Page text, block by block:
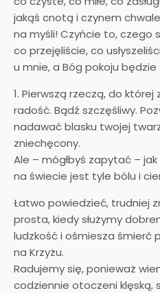
jakąś cnotą i czynem
na myśli! Czyńcie to, czego
co przejęliście, co
u mnie, a Bóg pokoju będzie
1. Pierwszą rzeczą, do której
radość. Bądź szczęśliwy.
nadawać blasku twojej
zniechęcony.
Ale – mógłbyś zapytać –
na świecie jest tyle bólu i
Łatwo powiedzieć, trudniej
prosta, kiedy służymy
ludzkość i ośmiesza śmierć
na Krzyżu.
Radujemy się, ponieważ
codziennie otoczeni klęską,